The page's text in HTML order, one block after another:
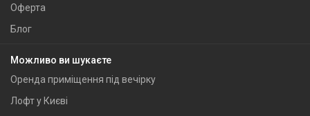
Оферта
Блог
Можливо ви шукаєте
Оренда приміщення під вечірку
Лофт у Києві